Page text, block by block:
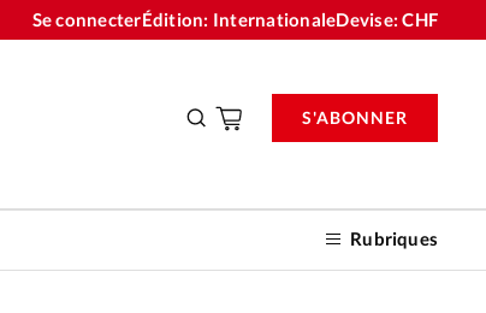
Se connecterÉdition: InternationaleDevise:CHF
Rubriques
S'ABONNER